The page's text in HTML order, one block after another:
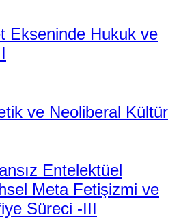
Ekseninde Hukuk ve
ve Neoliberal Kültür
Entelektüel
Meta Fetişizmi ve
Süreci -III